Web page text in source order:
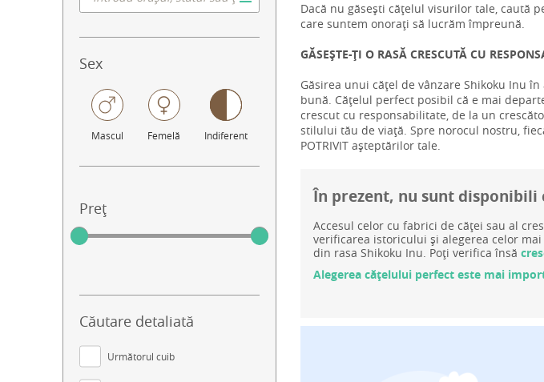
Sex
Mascul Femelă Indiferent
Preț
Căutare detaliată
Următorul cuib
Dacă nu găsești cățelul visurilor tale, caută
care suntem onorați să lucrăm împreună.
GĂSEȘTE-ȚI O RASĂ CRESCUTĂ CU
Găsirea unui cățel de vânzare Shikoku Inu
bună. Cățelul perfect posibil că e mai
crescut cu responsabilitate, de la un
stilului tău de viață. Spre norocul nostru,
POTRIVIT așteptărilor tale.
În prezent, nu sunt disponibili
Accesul celor cu fabrici de căței sau al
verificarea istoricului și alegerea celor
din rasa Shikoku Inu. Poți verifica însă
Alegerea cățelului perfect este mai